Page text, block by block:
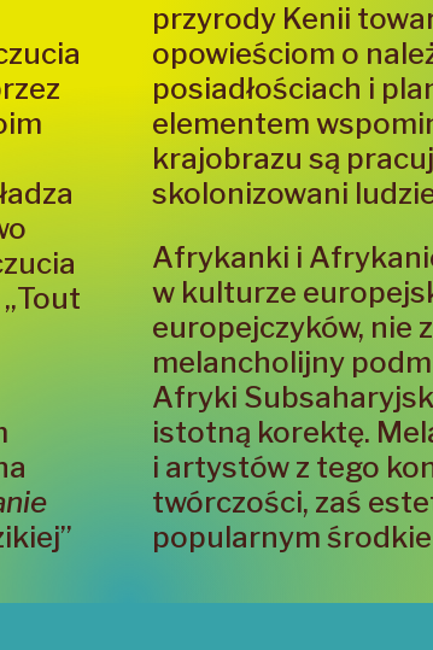
przyrody Kenii
opowieściom o
posiadłościach i
elementem
krajobrazu są
skolonizowani
Afrykanki i
w kulturze
europejczyków, nie
melancholijny
Afryki
istotną korektę.
i artystów z tego
twórczości, zaś
popularnym